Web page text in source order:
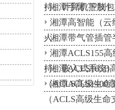
持、计算机控制）
湘潭手臂/下肢
湘潭高智能（
人湘潭带气管插管
湘潭ACLS155
持、嵌入式系统）
湘潭ACLS165B
（ACLS高级生
湘潭ACLS1400
（ACLS高级生